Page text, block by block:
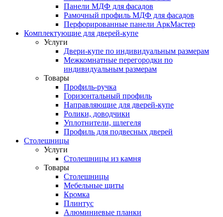
Панели МДФ для фасадов
Рамочный профиль МДФ для фасадов
Перфорированные панели АркМастер
Комплектующие для дверей-купе
Услуги
Двери-купе по индивидуальным размерам
Межкомнатные перегородки по
индивидуальным размерам
Товары
Профиль-ручка
Горизонтальный профиль
Направляющие для дверей-купе
Ролики, доводчики
Уплотнители, шлегеля
Профиль для подвесных дверей
Столешницы
Услуги
Столешницы из камня
Товары
Столешницы
Мебельные щиты
Кромка
Плинтус
Алюминиевые планки